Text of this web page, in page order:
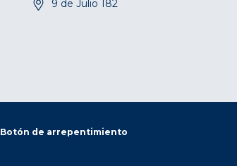
9 de Julio 182
Botón de arrepentimiento